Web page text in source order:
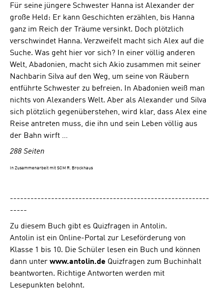
Für seine jüngere Schwester Hanna ist Alexander der
große Held: Er kann Geschichten erzählen, bis Hanna
ganz im Reich der Träume versinkt. Doch plötzlich
verschwindet Hanna. Verzweifelt macht sich Alex auf die
Suche. Was geht hier vor sich? In einer völlig anderen
Welt, Abadonien, macht sich Akio zusammen mit seiner
Nachbarin Silva auf den Weg, um seine von Räubern
entführte Schwester zu befreien. In Abadonien weiß man
nichts von Alexanders Welt. Aber als Alexander und Silva
sich plötzlich gegenüberstehen, wird klar, dass Alex eine
Reise antreten muss, die ihn und sein Leben völlig aus
der Bahn wirft …
288 Seiten
In Zusammenarbeit mit SCM R. Brockhaus
----------------------------------------------------------
-----
Zu diesem Buch gibt es Quizfragen in Antolin.
Antolin ist ein Online-Portal zur Leseförderung von
Klasse 1 bis 10. Die Schüler lesen ein Buch und können
dann unter www.antolin.de Quizfragen zum Buchinhalt
beantworten. Richtige Antworten werden mit
Lesepunkten belohnt.